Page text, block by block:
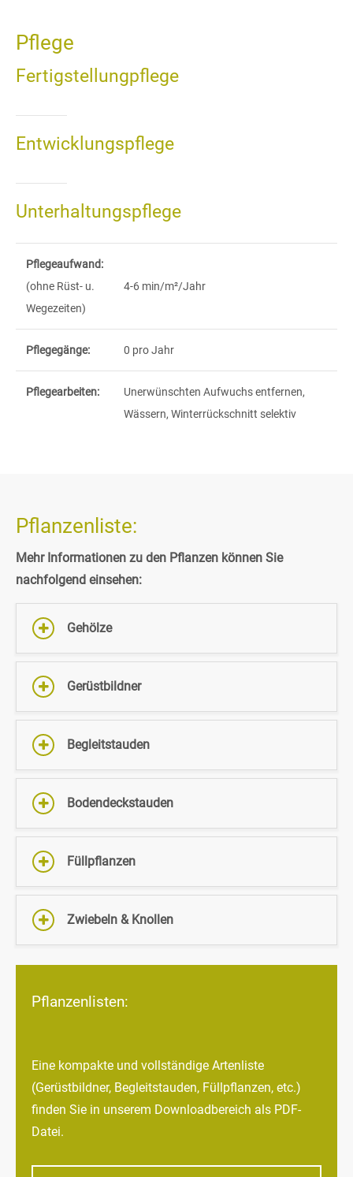
Pflege
Fertigstellungpflege
Entwicklungspflege
Unterhaltungspflege
Pflegeaufwand:
(ohne Rüst- u.
Wegezeiten)
4-6 min/m²/Jahr
Pflegegänge: 0 pro Jahr
Pflegearbeiten:
Unerwünschten Aufwuchs entfernen,
Wässern, Winterrückschnitt selektiv
Pflanzenliste:
Mehr Informationen zu den Pflanzen können Sie
nachfolgend einsehen:
Gehölze
Gerüstbildner
Begleitstauden
Bodendeckstauden
Füllpflanzen
Zwiebeln & Knollen
Pflanzenlisten:
Eine kompakte und vollständige Artenliste
(Gerüstbildner, Begleitstauden, Füllpflanzen, etc.)
finden Sie in unserem Downloadbereich als PDF-
Datei.